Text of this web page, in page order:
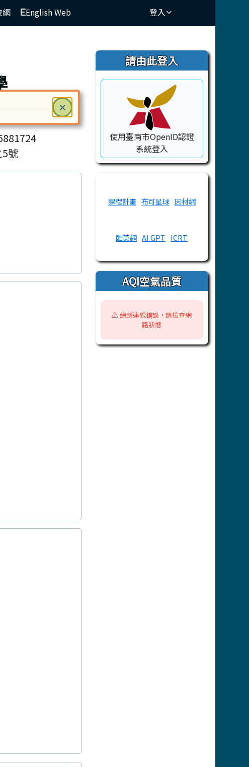
網 English Web 登入
⏸
School
號
右邊區域內容
請由此登入
使用臺南市OpenID認證
系統登入
課程計畫 布可星球 因材網
酷英網 AI GPT ICRT
AQI空氣品質
⚠️ 網路連線錯誤，請檢查網
路狀態
× 關閉
Enter 鍵或空白鍵確認，按下 Escape 鍵關閉